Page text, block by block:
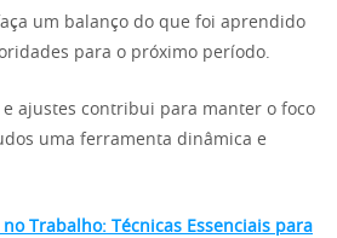
um balanço do que foi aprendido
para o próximo período.
e ajustes contribui para manter o foco
uma ferramenta dinâmica e
Trabalho: Técnicas Essenciais para